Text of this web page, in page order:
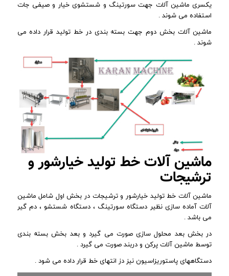
یکسری ماشین آلات جهت سورتینگ و شستشوی خیار و صیفی جات
استفاده می شوند .
ماشین آلات بخش دوم جهت بسته بندی در خط تولید قرار داده می
شوند .
ماشین آلات خط تولید خیارشور و
ترشیجات
ماشین آلات خط تولید خیارشور و ترشیجات در بخش اول شامل ماشین
آلات آماده سازی نظیر دستگاه سورتینگ ، دستگاه شستشو ، دم گیر
می باشد .
در بخش بعد محلول سازی صورت می گیرد و بعد بخش بسته بندی
توسط ماشین آلات پرکن و دربند صورت می گیرد .
دستگاههای پاستوریزاسیون نیز دز انتهای خط قرار داده می شود .